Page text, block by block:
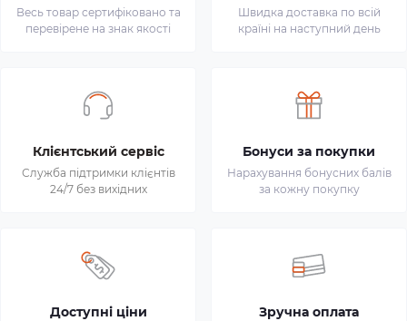
Весь товар сертифіковано та
перевірене на знак якості
Швидка доставка по всій
країні на наступний день
Клієнтський сервіс
Служба підтримки клієнтів
24/7 без вихідних
Бонуси за покупки
Нарахування бонусних балів
за кожну покупку
Доступні ціни Зручна оплата